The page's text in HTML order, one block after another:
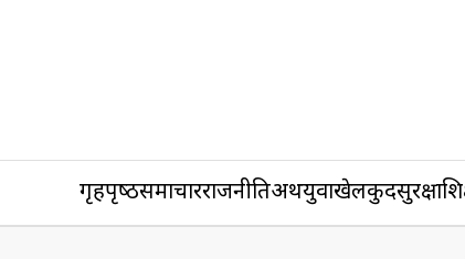
गृहपृष्‍ठसमाचारराजनीतिअर्थयुवाखेलकुदसुरक्षा